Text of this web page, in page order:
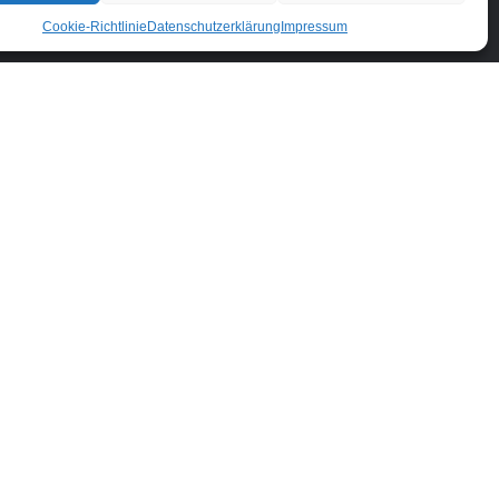
Cookie-Richtlinie Datenschutzerklärung Impressum